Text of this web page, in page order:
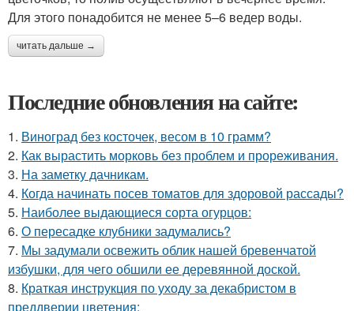
Для этого понадобится не менее 5–6 ведер воды.
читать дальше →
Последние обновления на сайте:
1. Виноград без косточек, весом в 10 грамм?
2. Как вырастить морковь без проблем и прореживания.
3. На заметку дачникам.
4. Когда начинать посев томатов для здоровой рассады?
5. Наиболее выдающиеся сорта огурцов:
6. О пересадке клубники задумались?
7. Мы задумали освежить облик нашей бревенчатой
избушки, для чего обшили ее деревянной доской.
8. Краткая инструкция по уходу за декабристом в
преддверии цветения: